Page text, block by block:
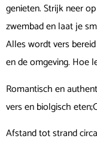
genieten. Strijk neer
zwembad en laat je
Alles wordt vers
en de omgeving. Hoe
Romantisch en
vers en biolgisch
Afstand tot strand